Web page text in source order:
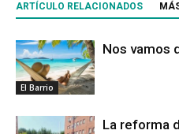
ARTÍCULO RELACIONADOS
El Barrio
Nos vamos
La reforma